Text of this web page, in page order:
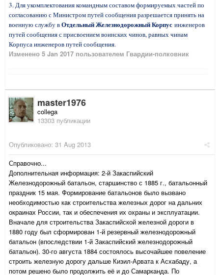
3. Для укомплектования командным составом формируемых частей по
согласованию с Министром путей сообщения разрешается принять на
военную службу вОтдельный Железнодорожный Корпус инженеров
путей сообщения с присвоением воинских чинов, равных чинам
Корпуса инженеров путей сообщения.
Изменено 5 Jan 2017 пользователем Гвардии-полковник
master1976
collega
13303 публикации
Опубликовано: 31 Aug 2013
Справочно...
Дополнительная информация: 2-й Закаспийский
Железнодорожный батальон, старшинство с 1885 г., батальонный
праздник 15 мая. Формирование батальонов было вызвано
необходимостью как строительства железных дорог на дальних
окраинах России, так и обеспечения их охраны и эксплуатации.
Вначале для строительства Закаспийской железной дороги в
1880 году был сформирован 1-й резервный железнодорожный
батальон (впоследствии 1-й Закаспийский железнодорожный
батальон). 30-го августа 1884 состоялось высочайшее повеление
строить железную дорогу дальше Кизил-Арвата к Асхабаду, а
потом решено было продолжить её и до Самарканда. По